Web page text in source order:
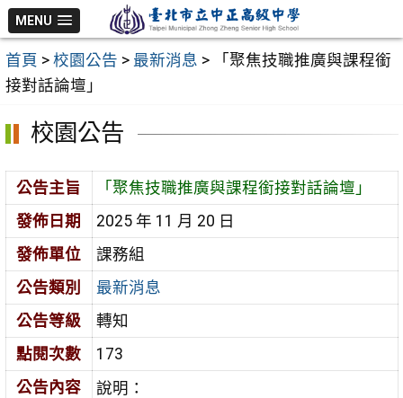
跳
至
主
要
MENU
首頁 > 校園公告 > 最新消息 >
「聚焦技職推廣與課程銜
接對話論壇」
校園公告
公告主旨
「聚焦技職推廣與課程銜接對話論壇」
發佈日期
2025 年 11 月 20 日
發佈單位
課務組
公告類別
最新消息
公告等級
轉知
點閱次數
173
公告內容
說明：